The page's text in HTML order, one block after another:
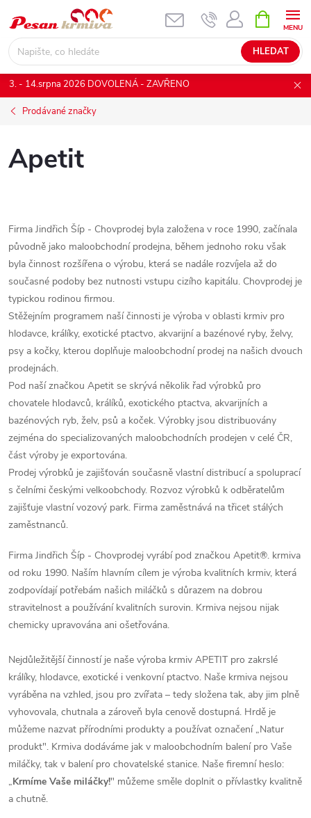
na
obsah
HLEDAT
NÁKUPNÍ
KOŠÍK
3. - 14.srpna 2026 DOVOLENÁ - ZAVŘENO
Prodávané značky
Apetit
Firma Jindřich Šíp - Chovprodej byla založena v roce 1990, začínala
původně jako maloobchodní prodejna, během jednoho roku však
byla činnost rozšířena o výrobu, která se nadále rozvíjela až do
současné podoby bez nutnosti vstupu cizího kapitálu. Chovprodej je
typickou rodinou firmou.
Stěžejním programem naší činnosti je výroba v oblasti krmiv pro
hlodavce, králíky, exotické ptactvo, akvarijní a bazénové ryby, želvy,
psy a kočky, kterou doplňuje maloobchodní prodej na našich dvouch
prodejnách.
Pod naší značkou Apetit se skrývá několik řad výrobků pro
chovatele hlodavců, králíků, exotického ptactva, akvarijních a
bazénových ryb, želv, psů a koček. Výrobky jsou distribuovány
zejména do specializovaných maloobchodních prodejen v celé ČR,
část výroby je exportována.
Prodej výrobků je zajišťován současně vlastní distribucí a spoluprací
s čelními českými velkoobchody. Rozvoz výrobků k odběratelům
zajišťuje vlastní vozový park. Firma zaměstnává na třicet stálých
zaměstnanců.
Firma Jindřich Šíp - Chovprodej vyrábí pod značkou Apetit®. krmiva
od roku 1990. Naším hlavním cílem je výroba kvalitních krmiv, která
zodpovídají potřebám našich miláčků s důrazem na dobrou
stravitelnost a používání kvalitních surovin. Krmiva nejsou nijak
chemicky upravována ani ošetřována.
Nejdůležitější činností je naše výroba krmiv APETIT pro zakrslé
králíky, hlodavce, exotické i venkovní ptactvo. Naše krmiva nejsou
vyráběna na vzhled, jsou pro zvířata – tedy složena tak, aby jim plně
vyhovovala, chutnala a zároveň byla cenově dostupná. Hrdě je
můžeme nazvat přírodními produkty a používat označení „Natur
produkt". Krmiva dodáváme jak v maloobchodním balení pro Vaše
miláčky, tak v balení pro chovatelské stanice. Naše firemní heslo:
„Krmíme Vaše miláčky!" můžeme směle doplnit o přívlastky kvalitně
a chutně.